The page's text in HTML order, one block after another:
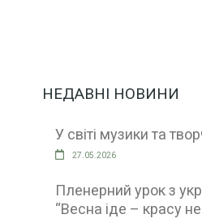
НЕДАВНІ НОВИНИ
У світі музики та
27.05.2026
Пленерний урок з
“Весна іде – красу